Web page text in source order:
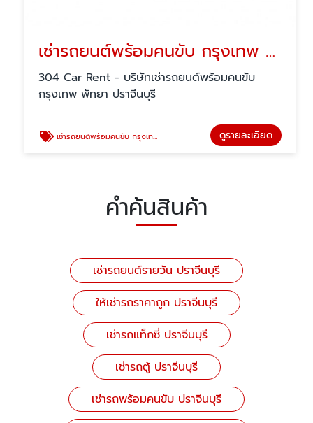
เช่ารถยนต์พร้อมคนขับ กรุงเทพ พัทยา
304 Car Rent - บริษัทเช่ารถยนต์พร้อมคนขับ
กรุงเทพ พัทยา ปราจีนบุรี
เช่ารถยนต์พร้อมคนขับ กรุงเทพ พัทยา ดูรายละเอียด
คำค้นสินค้า
เช่ารถยนต์รายวัน ปราจีนบุรี
ให้เช่ารถราคาถูก ปราจีนบุรี
เช่ารถแท็กซี่ ปราจีนบุรี
เช่ารถตู้ ปราจีนบุรี
เช่ารถพร้อมคนขับ ปราจีนบุรี